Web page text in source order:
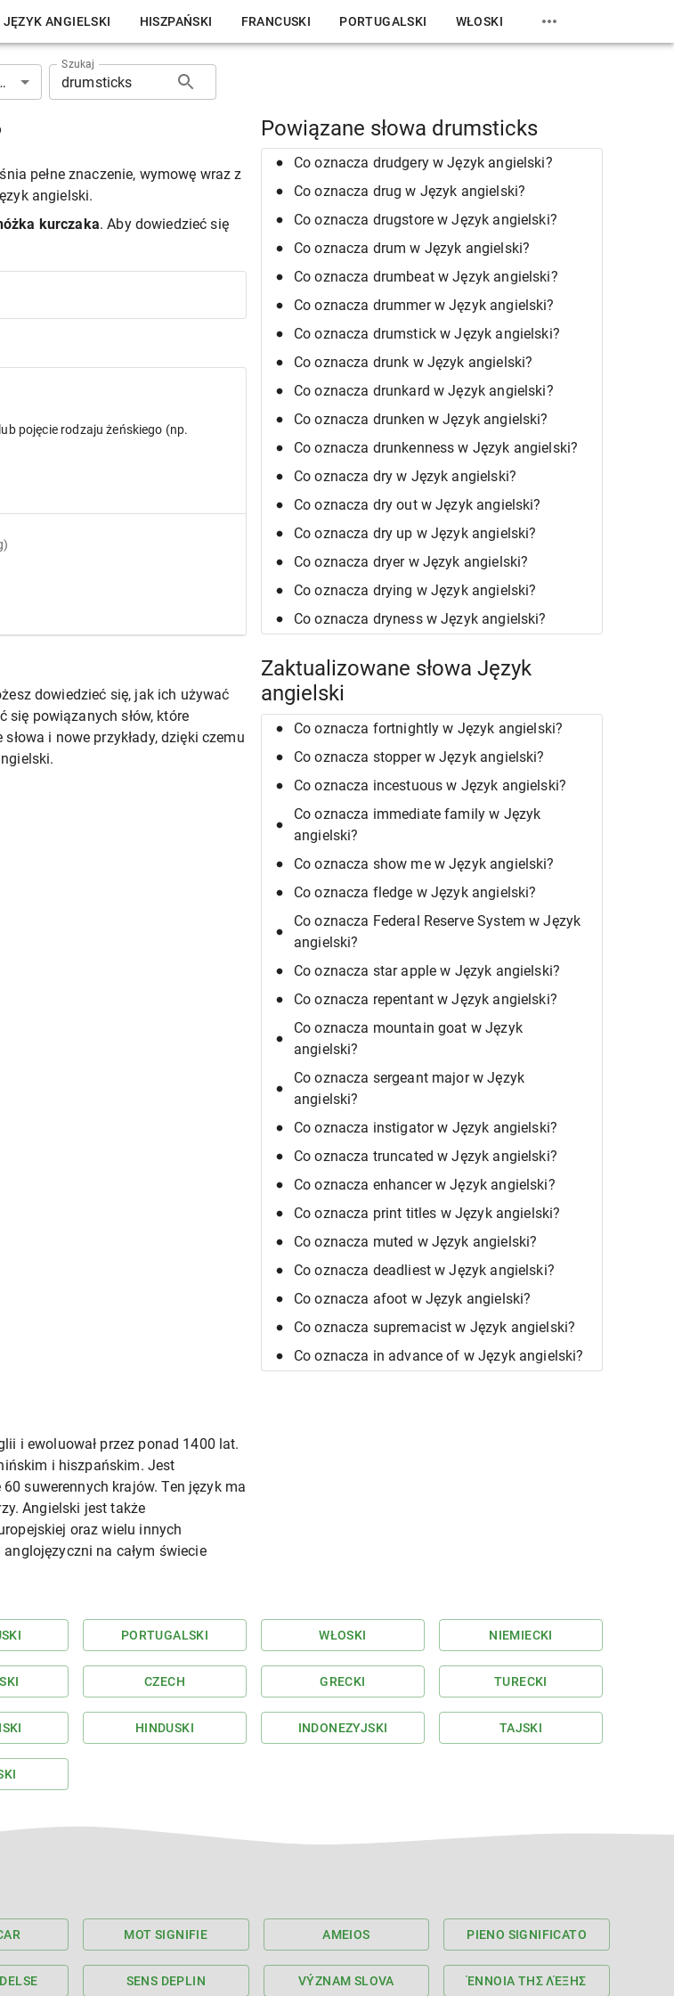
JĘZYK ANGIELSKI HISZPAŃSKI FRANCUSKI PORTUGALSKI WŁOSKI
Szukaj
pełne znaczenie, wymowę wraz z
angielski.
kurczaka. Aby dowiedzieć się
pojęcie rodzaju żeńskiego (np.
dowiedzieć się, jak ich używać
się powiązanych słów, które
i nowe przykłady, dzięki czemu
Powiązane słowa drumsticks
Co oznacza drudgery w Język angielski?
Co oznacza drug w Język angielski?
Co oznacza drugstore w Język angielski?
Co oznacza drum w Język angielski?
Co oznacza drumbeat w Język angielski?
Co oznacza drummer w Język angielski?
Co oznacza drumstick w Język angielski?
Co oznacza drunk w Język angielski?
Co oznacza drunkard w Język angielski?
Co oznacza drunken w Język angielski?
Co oznacza drunkenness w Język angielski?
Co oznacza dry w Język angielski?
Co oznacza dry out w Język angielski?
Co oznacza dry up w Język angielski?
Co oznacza dryer w Język angielski?
Co oznacza drying w Język angielski?
Co oznacza dryness w Język angielski?
Zaktualizowane słowa Język
angielski
Co oznacza fortnightly w Język angielski?
Co oznacza stopper w Język angielski?
Co oznacza incestuous w Język angielski?
Co oznacza immediate family w Język
angielski?
Co oznacza show me w Język angielski?
Co oznacza fledge w Język angielski?
Co oznacza Federal Reserve System w Język
angielski?
Co oznacza star apple w Język angielski?
Co oznacza repentant w Język angielski?
Co oznacza mountain goat w Język
angielski?
Co oznacza sergeant major w Język
angielski?
Co oznacza instigator w Język angielski?
Co oznacza truncated w Język angielski?
Co oznacza enhancer w Język angielski?
Co oznacza print titles w Język angielski?
Co oznacza muted w Język angielski?
Co oznacza deadliest w Język angielski?
Co oznacza afoot w Język angielski?
Co oznacza supremacist w Język angielski?
Co oznacza in advance of w Język angielski?
i ewoluował przez ponad 1400 lat.
i hiszpańskim. Jest
suwerennych krajów. Ten język ma
Angielski jest także
oraz wielu innych
na całym świecie
PORTUGALSKI WŁOSKI NIEMIECKI
CZECH GRECKI TURECKI
HINDUSKI INDONEZYJSKI TAJSKI
MOT SIGNIFIE AMEIOS PIENO SIGNIFICATO
SENS DEPLIN VÝZNAM SLOVA ΈΝΝΟΙΑ ΤΗΣ ΛΈΞΗΣ